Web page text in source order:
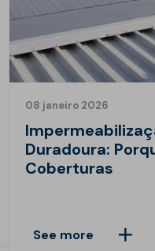
08 janeiro 2026
Duradoura:
Coberturas
See more